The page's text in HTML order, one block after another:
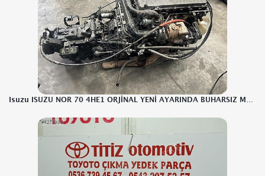
Isuzu ISUZU NOR 70 4HE1 ORJİNAL YENİ AYARINDA BUHARSIZ MOTOR